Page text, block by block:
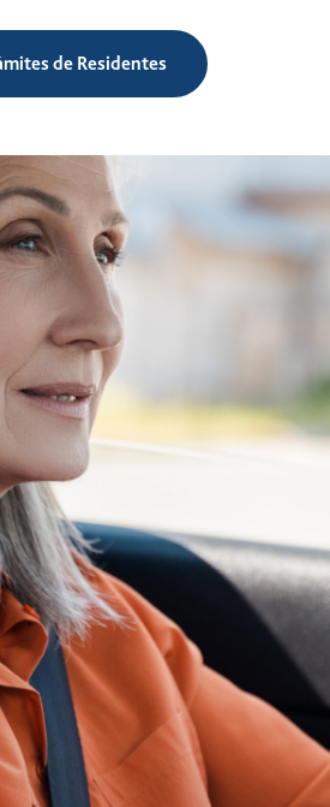
de la localidad autorizada en el
meses de antigüedad (el domicilio
vehículos:
de circulación del año actual a
de la localidad autorizada en el
de Residentes